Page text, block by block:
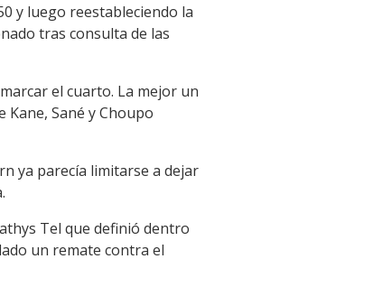
y luego reestableciendo la
tras consulta de las
el cuarto. La mejor un
Kane, Sané y Choupo
ya parecía limitarse a dejar
Tel que definió dentro
un remate contra el